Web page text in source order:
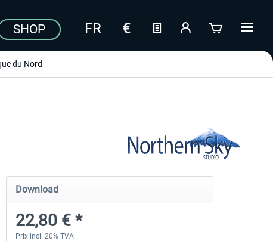
SHOP
du Nord
Download
22,80 € *
Prix incl. 20% TVA